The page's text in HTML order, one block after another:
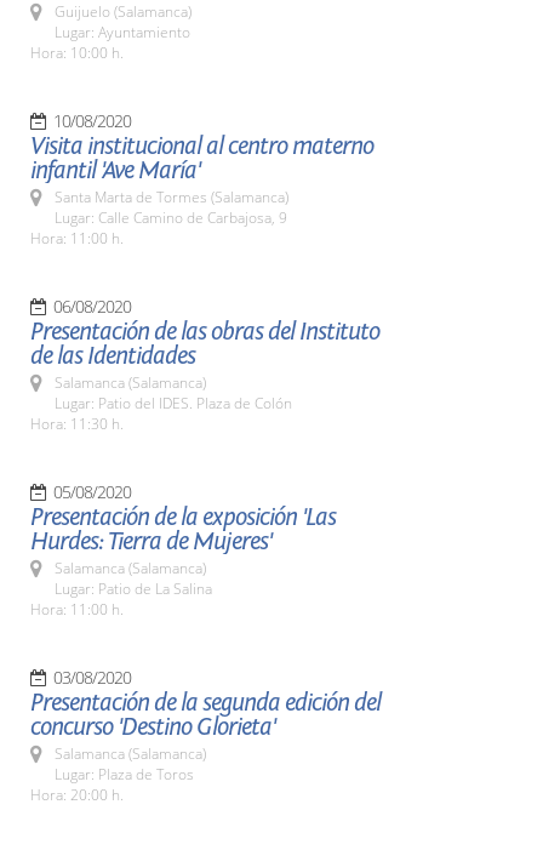
Guijuelo (Salamanca)
Lugar: Ayuntamiento
Hora: 10:00 h.
10/08/2020
Visita institucional al centro materno
infantil 'Ave María'
Santa Marta de Tormes (Salamanca)
Lugar: Calle Camino de Carbajosa, 9
Hora: 11:00 h.
06/08/2020
Presentación de las obras del Instituto
de las Identidades
Salamanca (Salamanca)
Lugar: Patio del IDES. Plaza de Colón
Hora: 11:30 h.
05/08/2020
Presentación de la exposición 'Las
Hurdes: Tierra de Mujeres'
Salamanca (Salamanca)
Lugar: Patio de La Salina
Hora: 11:00 h.
03/08/2020
Presentación de la segunda edición del
concurso 'Destino Glorieta'
Salamanca (Salamanca)
Lugar: Plaza de Toros
Hora: 20:00 h.